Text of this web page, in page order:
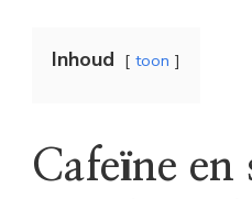
Inhoud toon
Cafeïne en